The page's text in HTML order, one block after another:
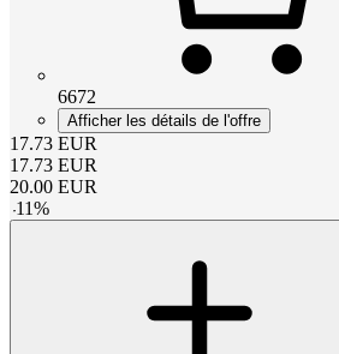
6672
Afficher les détails de l'offre
17.73 EUR
17.73 EUR
20.00 EUR
-11%